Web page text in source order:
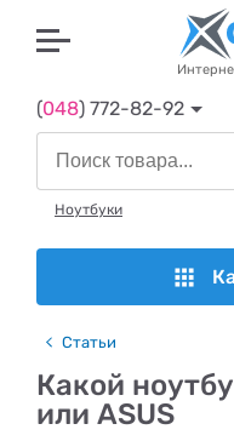
(048) 772-82-92
Ноутбуки
Статьи
Какой
или ASUS